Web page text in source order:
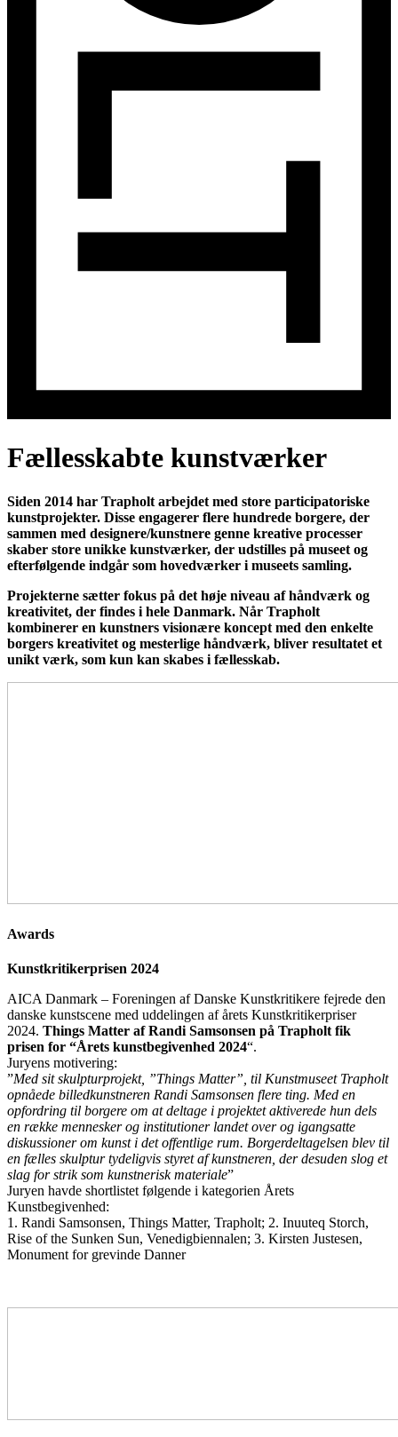
Fællesskabte kunstværker
Siden 2014 har Trapholt arbejdet med store participatoriske
kunstprojekter. Disse engagerer flere hundrede borgere, der
sammen med designere/kunstnere genne kreative processer
skaber store unikke kunstværker, der udstilles på museet og
efterfølgende indgår som hovedværker i museets samling.
Projekterne sætter fokus på det høje niveau af håndværk og
kreativitet, der findes i hele Danmark. Når Trapholt
kombinerer en kunstners visionære koncept med den enkelte
borgers kreativitet og mesterlige håndværk, bliver resultatet et
unikt værk, som kun kan skabes i fællesskab.
Awards
Kunstkritikerprisen 2024
AICA Danmark – Foreningen af Danske Kunstkritikere fejrede den
danske kunstscene med uddelingen af årets Kunstkritikerpriser
2024. Things Matter af Randi Samsonsen på Trapholt fik
prisen for “Årets kunstbegivenhed 2024“.
Juryens motivering:
”Med sit skulpturprojekt, ”Things Matter”, til Kunstmuseet Trapholt
opnåede billedkunstneren Randi Samsonsen flere ting. Med en
opfordring til borgere om at deltage i projektet aktiverede hun dels
en række mennesker og institutioner landet over og igangsatte
diskussioner om kunst i det offentlige rum. Borgerdeltagelsen blev til
en fælles skulptur tydeligvis styret af kunstneren, der desuden slog et
slag for strik som kunstnerisk materiale”
Juryen havde shortlistet følgende i kategorien Årets
Kunstbegivenhed:
1. Randi Samsonsen, Things Matter, Trapholt; 2. Inuuteq Storch,
Rise of the Sunken Sun, Venedigbiennalen; 3. Kirsten Justesen,
Monument for grevinde Danner